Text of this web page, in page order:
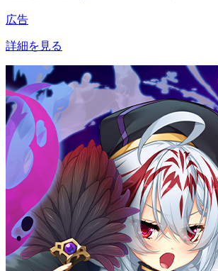
広告
詳細を見る